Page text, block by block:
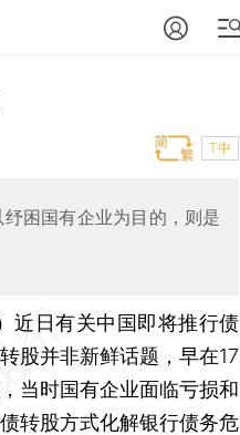
T中
困国有企业为目的，则是
近日有关中国即将推行债
股并非新鲜话题，早在17
当时国有企业面临亏损和
转股方式化解银行债务危